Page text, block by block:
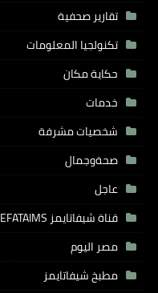
تقارير صحفية
تكنولجيا المعلومات
حكاية مكان
خدمات
شخصيات مشرفة
صحةوجمال
عاجل
قناة شيفاتايمز TV / SHEFATAIMS
مصر اليوم
مطبخ شيفاتايمز